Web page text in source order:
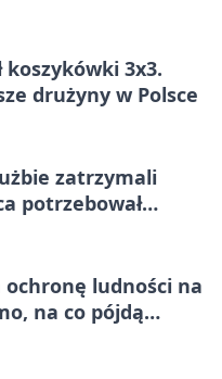
koszykówki 3x3.
drużyny w Polsce
zatrzymali
potrzebował
ochronę ludności na
na co pójdą